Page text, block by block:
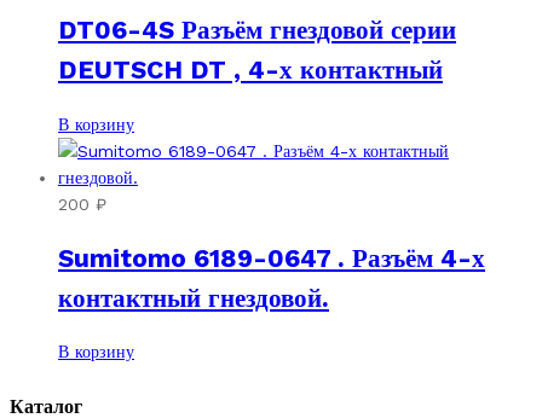
DT06-4S Разъём гнездовой серии
DEUTSCH DT , 4-х контактный
В корзину
200 ₽
Sumitomo 6189-0647 . Разъём 4-х
контактный гнездовой.
В корзину
Каталог